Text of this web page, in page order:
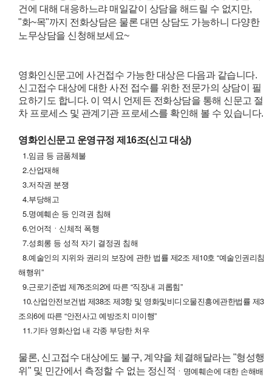
건에 대해 대응하느랴 매일같이 상담을 해드릴 수 없지만,
"화~목"까지 전화상담은 물론 대면 상담도 가능하니 다양한
노무상담을 신청해보세요~
영화인신문고에 사건접수 가능한 대상은 다음과 같습니다.
신고접수 대상에 대한 사전 접수를 위한 전문가의 상담이 필
요하기도 합니다. 이 역시 언제든 전화상담을 통해 신문고 절
차 프로세스 및 관계기관 프로세스를 확인해 볼 수 있습니다.
영화인신문고 운영규정 제16조(신고 대상)
1.임금 등 금품체불
2.산업재해
3.저작권 분쟁
4.부당해고
5.명예훼손 등 인격권 침해
6.언어적ㆍ신체적 폭행
7.성희롱 등 성적 자기 결정권 침해
8.예술인의 지위와 권리의 보장에 관한 법률 제2조 제10호 “예술인권리침
해행위”
9.근로기준법 제76조의2에 따른 “직장내 괴롭힘”
10.산업안전보건법 제38조 제3항 및 영화및비디오물진흥에관한법률 제3
조의6에 따른 “안전사고 예방조치 미이행”
11.기타 영화산업 내 각종 부당한 처우
물론, 신고접수 대상에도 불구, 계약을 체결해달라는 "형성행
위" 및 민간에서 측정할 수 없는 정신적 ㆍ명예훼손에 대한 손해배